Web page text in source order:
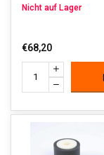
Nicht auf Lager
€68,20